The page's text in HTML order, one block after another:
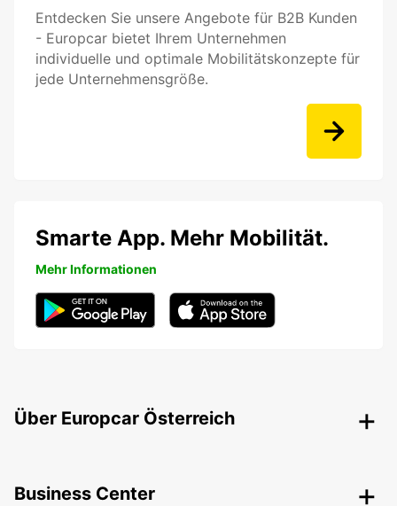
Entdecken Sie unsere Angebote für B2B Kunden
- Europcar bietet Ihrem Unternehmen
individuelle und optimale Mobilitätskonzepte für
jede Unternehmensgröße.
Smarte App. Mehr Mobilität.
Mehr Informationen
Über Europcar Österreich
Business Center